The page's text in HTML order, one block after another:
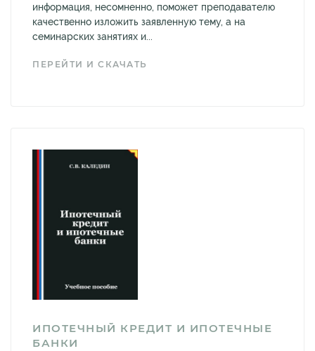
информация, несомненно, поможет преподавателю
качественно изложить заявленную тему, а на
семинарских занятиях и...
ПЕРЕЙТИ И СКАЧАТЬ
ИПОТЕЧНЫЙ КРЕДИТ И ИПОТЕЧНЫЕ
БАНКИ